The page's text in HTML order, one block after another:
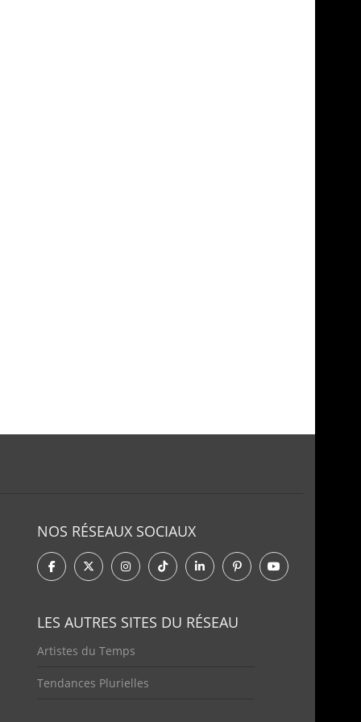
NOS RÉSEAUX SOCIAUX
LES AUTRES SITES DU RÉSEAU
Artistes du Temps
Tendances Plurielles